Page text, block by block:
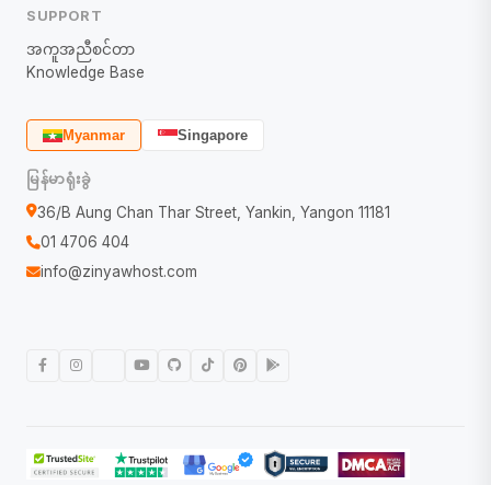
SUPPORT
အကူအညီစင်တာ
Knowledge Base
Myanmar Singapore
မြန်မာရုံးခွဲ
36/B Aung Chan Thar Street, Yankin, Yangon 11181
01 4706 404
info@zinyawhost.com